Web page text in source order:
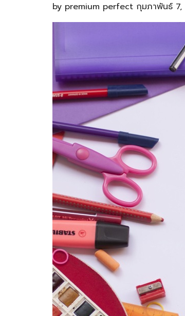
by premium perfect กุมภาพันธ์